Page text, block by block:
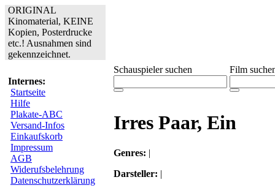
ORIGINAL
Kinomaterial, KEINE
Kopien, Posterdrucke
etc.! Ausnahmen sind
gekennzeichnet.
Internes:
Startseite
Hilfe
Plakate-ABC
Versand-Infos
Einkaufskorb
Impressum
AGB
Widerufsbelehrung
Datenschutzerklärung
Schauspieler suchen Film
Irres Paar, Ein
Genres: |
Darsteller: |